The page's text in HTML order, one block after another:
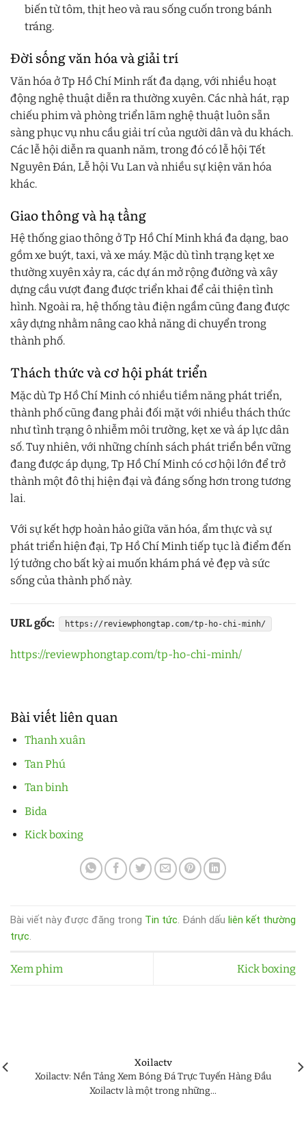
biến từ tôm, thịt heo và rau sống cuốn trong bánh
tráng.
Đời sống văn hóa và giải trí
Văn hóa ở Tp Hồ Chí Minh rất đa dạng, với nhiều hoạt
động nghệ thuật diễn ra thường xuyên. Các nhà hát, rạp
chiếu phim và phòng triển lãm nghệ thuật luôn sẵn
sàng phục vụ nhu cầu giải trí của người dân và du khách.
Các lễ hội diễn ra quanh năm, trong đó có lễ hội Tết
Nguyên Đán, Lễ hội Vu Lan và nhiều sự kiện văn hóa
khác.
Giao thông và hạ tầng
Hệ thống giao thông ở Tp Hồ Chí Minh khá đa dạng, bao
gồm xe buýt, taxi, và xe máy. Mặc dù tình trạng kẹt xe
thường xuyên xảy ra, các dự án mở rộng đường và xây
dựng cầu vượt đang được triển khai để cải thiện tình
hình. Ngoài ra, hệ thống tàu điện ngầm cũng đang được
xây dựng nhằm nâng cao khả năng di chuyển trong
thành phố.
Thách thức và cơ hội phát triển
Mặc dù Tp Hồ Chí Minh có nhiều tiềm năng phát triển,
thành phố cũng đang phải đối mặt với nhiều thách thức
như tình trạng ô nhiễm môi trường, kẹt xe và áp lực dân
số. Tuy nhiên, với những chính sách phát triển bền vững
đang được áp dụng, Tp Hồ Chí Minh có cơ hội lớn để trở
thành một đô thị hiện đại và đáng sống hơn trong tương
lai.
Với sự kết hợp hoàn hảo giữa văn hóa, ẩm thực và sự
phát triển hiện đại, Tp Hồ Chí Minh tiếp tục là điểm đến
lý tưởng cho bất kỳ ai muốn khám phá vẻ đẹp và sức
sống của thành phố này.
URL gốc: https://reviewphongtap.com/tp-ho-chi-minh/
https://reviewphongtap.com/tp-ho-chi-minh/
Bài viết liên quan
Thanh xuân
Tan Phú
Tan binh
Bida
Kick boxing
Bài viết này được đăng trong Tin tức. Đánh dấu liên kết thường
trực.
Xem phim Kick boxing
Xoilactv
Xoilactv: Nền Tảng Xem Bóng Đá Trực Tuyến Hàng Đầu
Xoilactv là một trong những...